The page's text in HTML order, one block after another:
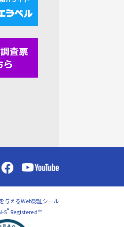
与えるWeb認証シール
S® Registered™